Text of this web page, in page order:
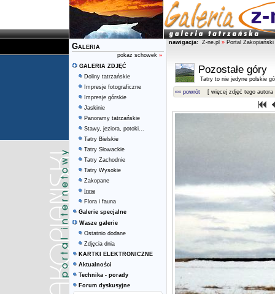
Galeria
pokaż schowek »
GALERIA ZDJĘĆ
Doliny tatrzańskie
Impresje fotograficzne
Impresje górskie
Jaskinie
Panoramy tatrzańskie
Stawy, jeziora, potoki...
Tatry Bielskie
Tatry Słowackie
Tatry Zachodnie
Tatry Wysokie
Zakopane
Inne
Flora i fauna
Galerie specjalne
Wasze galerie
Ostatnio dodane
Zdjęcia dnia
KARTKI ELEKTRONICZNE
Aktualności
Technika - porady
Forum dyskusyjne
nawigacja: Z-ne.pl » Portal Zakopiański
Pozostałe góry
Tatry to nie jedyne polskie
«« powrót [ więcej zdjęć tego autora